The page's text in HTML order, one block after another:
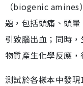
（biogenic amines
題，包括頭痛、頭
引致腦出血；同時
物質產生化學反應
測試於各樣本中發